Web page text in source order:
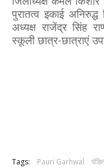
पुरातत्व इकाई
अध्यक्ष राजेंद्र सिंह
स्कूली छात्र-छात्राएं
Tags: Pauri Garhwal